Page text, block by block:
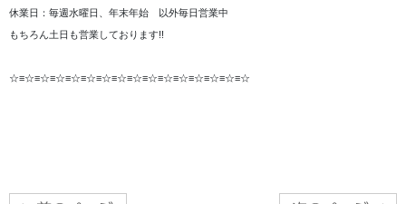
休業日：毎週水曜日、年末年始 以外毎日営業中
もちろん土日も営業しております!!
☆≡☆≡☆≡☆≡☆≡☆≡☆≡☆≡☆≡☆≡☆≡☆≡☆≡☆≡☆≡☆